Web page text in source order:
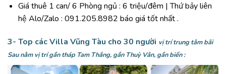
Giá thuê 1 can/ 6 Phòng ngủ : 6 triệu/đêm | Thứ bảy liên
hệ Alo/Zalo : 091.205.8982 báo giá tốt nhất .
3- Top các Villa Vũng Tàu cho 30 người vị trí trung tâm bãi
Sau nằm vị trí gần tháp Tam Thắng, gần Thuỳ Vân, gần biển :